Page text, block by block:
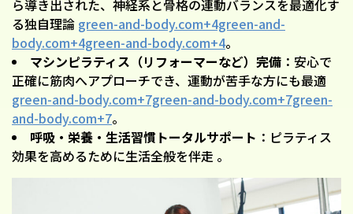
ら導き出された、神経系と骨格の連動バランスを最適化す
る独自理論 green-and-body.com+4green-and-
body.com+4green-and-body.com+4。
マシンピラティス（リフォーマーなど）完備 ：安心で
正確に筋肉へアプローチでき、運動が苦手な方にも最適
green-and-body.com+7green-and-body.com+7green-
and-body.com+7。
呼吸・栄養・生活習慣トータルサポート ：ピラティス
効果を高めるために生活全般を伴走 。